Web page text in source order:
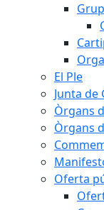
El Ple
Junta de
Òrgans
Òrgans
Oferta